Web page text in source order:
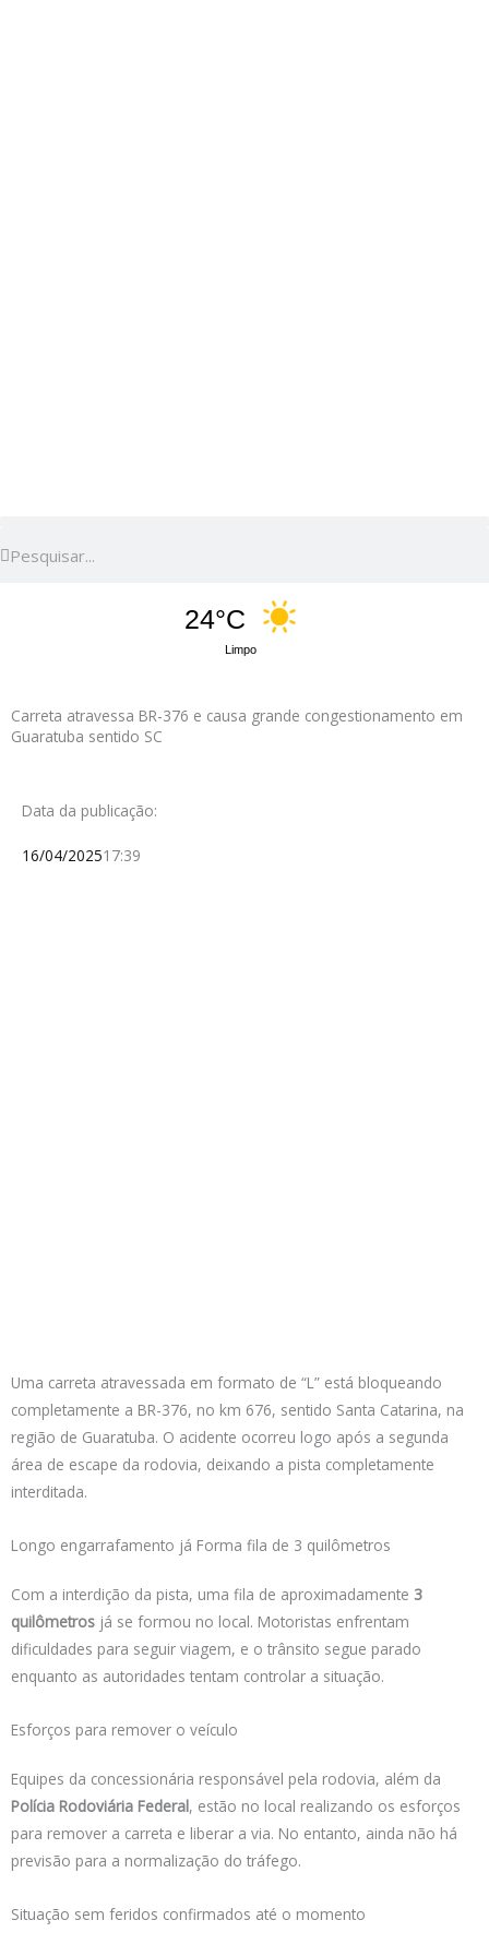
24°C
Limpo
Carreta atravessa BR-376 e causa grande congestionamento em
Guaratuba sentido SC
Data da publicação:
16/04/202517:39
Uma carreta atravessada em formato de “L” está bloqueando
completamente a BR-376, no km 676, sentido Santa Catarina, na
região de Guaratuba. O acidente ocorreu logo após a segunda
área de escape da rodovia, deixando a pista completamente
interditada.
Longo engarrafamento já Forma fila de 3 quilômetros
Com a interdição da pista, uma fila de aproximadamente 3
quilômetros já se formou no local. Motoristas enfrentam
dificuldades para seguir viagem, e o trânsito segue parado
enquanto as autoridades tentam controlar a situação.
Esforços para remover o veículo
Equipes da concessionária responsável pela rodovia, além da
Polícia Rodoviária Federal, estão no local realizando os esforços
para remover a carreta e liberar a via. No entanto, ainda não há
previsão para a normalização do tráfego.
Situação sem feridos confirmados até o momento